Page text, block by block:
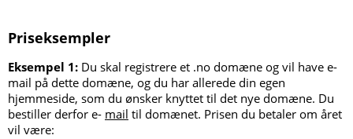
Priseksempler
Eksempel 1: Du skal registrere et .no domæne og vil have e-
mail på dette domæne, og du har allerede din egen
hjemmeside, som du ønsker knyttet til det nye domæne. Du
bestiller derfor e- mail til domænet. Prisen du betaler om året
vil være: